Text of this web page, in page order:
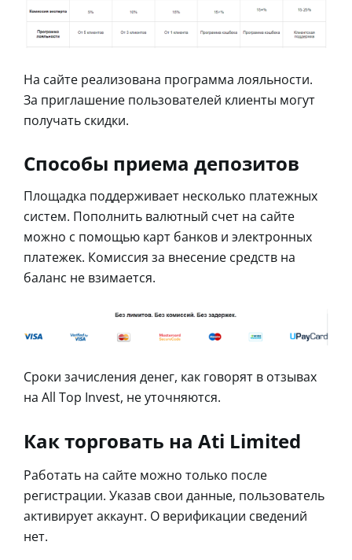
На сайте реализована программа лояльности.
За приглашение пользователей клиенты могут
получать скидки.
Способы приема депозитов
Площадка поддерживает несколько платежных
систем. Пополнить валютный счет на сайте
можно с помощью карт банков и электронных
платежек. Комиссия за внесение средств на
баланс не взимается.
Сроки зачисления денег, как говорят в отзывах
на All Top Invest, не уточняются.
Как торговать на Ati Limited
Работать на сайте можно только после
регистрации. Указав свои данные, пользователь
активирует аккаунт. О верификации сведений
нет.